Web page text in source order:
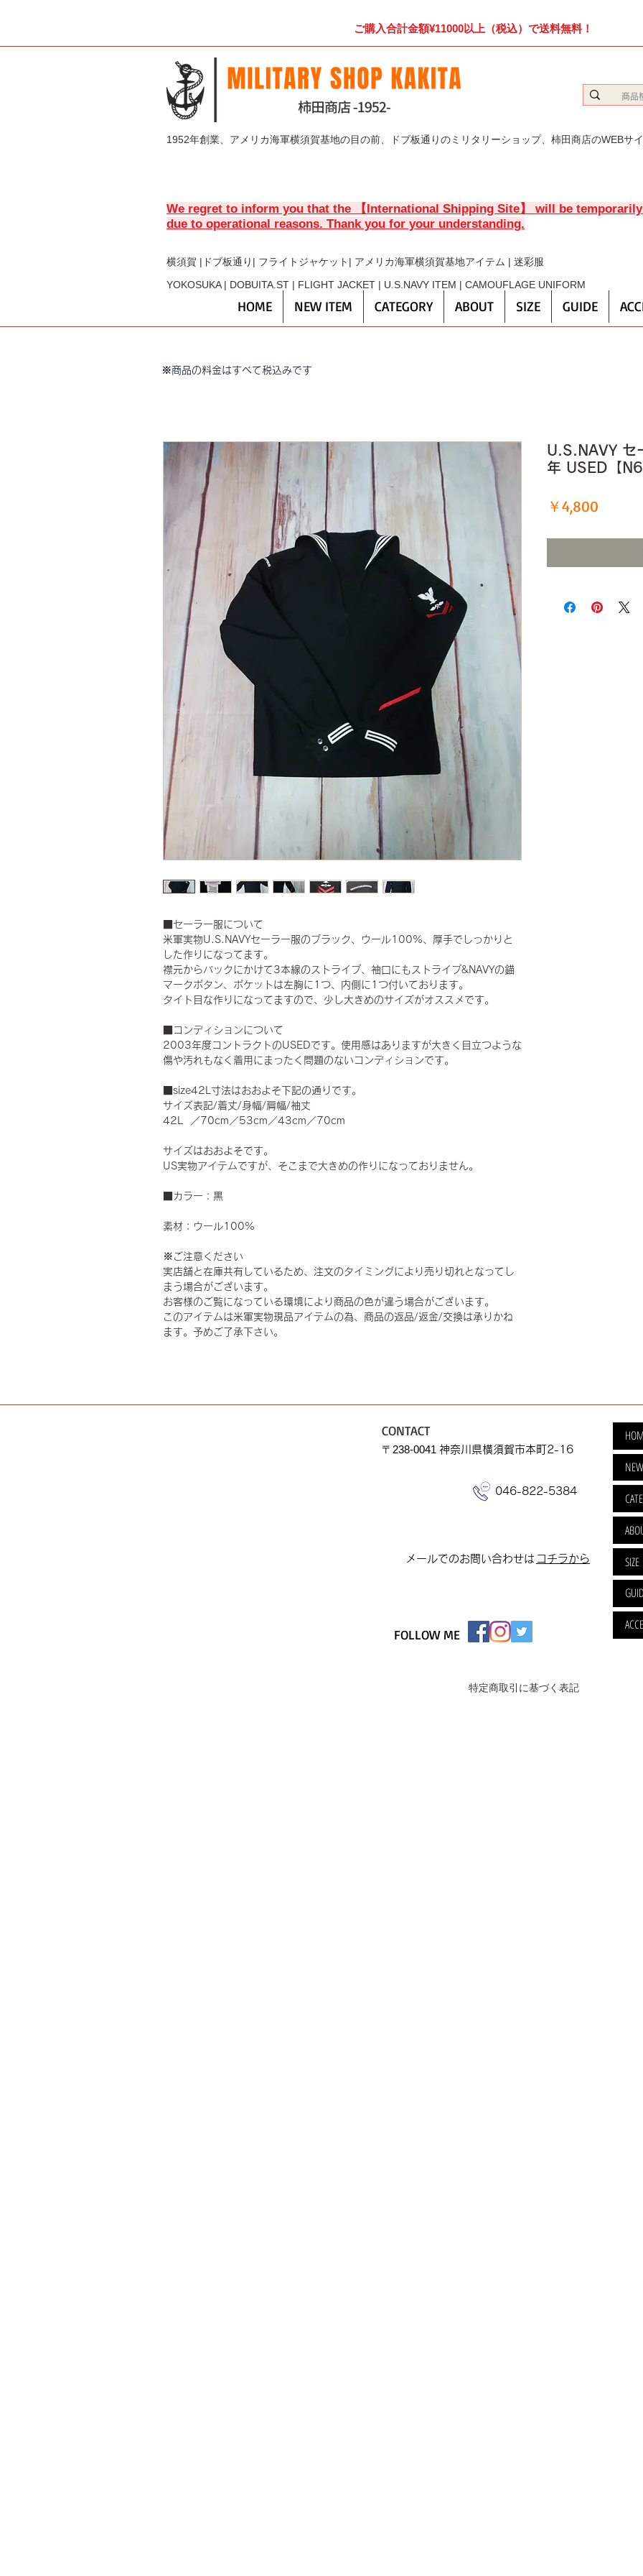
ご購入合計金額¥11000以上（税込）で送料無料！
1952年創業、アメリカ海軍横須賀基地の目の前、ドブ板通りのミリタリーショップ、柿田商店のWEBサイ
We regret to inform you that the 【International Shipping Site】 will be
due to operational reasons. Thank you for your understanding.
横須賀 |ドブ板通り| フライト ジャケット| アメリカ海軍横須賀基地アイテム | 迷彩服
YOKOSUKA | DOBUITA.ST | FLIGHT JACKET | U.S.NAVY ITEM | CAMOUFLAGE UNIFORM
HOME NEW ITEM CATEGORY ABOUT SIZE GUIDE
※商品の料金はすべて税込みです
■セーラー服について
米軍実物U.S.NAVYセーラー服のブラック、ウール100%、厚手でしっかりと
した作りになってます。
襟元からバックにかけて3本線のストライプ、袖口にもストライプ&NAVYの錨
マークボタン、ポケットは左胸に1つ、内側に1つ付いております。
タイト目な作りになってますので、少し大きめのサイズがオススメです。
■コンディションについて
2003年度コントラクトのUSEDです。使用感はありますが大きく目立つような
傷や汚れもなく着用にまったく問題のないコンディションです。
■size42L寸法はおおよそ下記の通りです。
サイズ表記/着丈/身幅/肩幅/袖丈
42L ／70cm／53cm／43cm／70cm
サイズはおおよそです。
US実物アイテムですが、そこまで大きめの作りになっておりません。
■カラー：黒
素材：ウール100%
※ご注意ください
実店舗と在庫共有しているため、注文のタイミングにより売り切れとなってし
まう場合がございます。
お客様のご覧になっている環境により商品の色が違う場合がございます。
このアイテムは米軍実物現品アイテムの為、商品の返品/返金/交換は承りかね
ます。予めご了承下さい。
U.S.NAVY
年 USED【
￥4,800
​メールでのお問い合わせは ​コチラから
046-822-5384
SIZE
CONTACT
​〒238-0041 神奈川県横須賀市本町2-16
FOLLOW ME
特定商取引に基づく表記